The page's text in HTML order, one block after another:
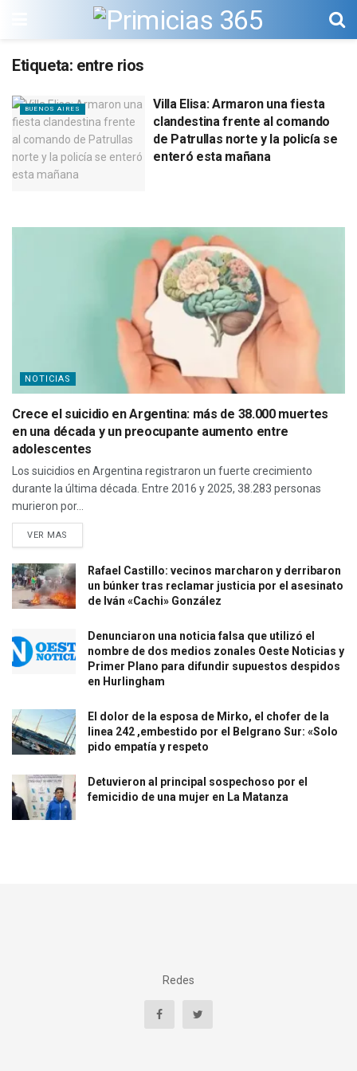
Etiqueta: entre rios
BUENOS AIRES
Villa Elisa: Armaron una fiesta
clandestina frente al comando
de Patrullas norte y la policía se
enteró esta mañana
NOTICIAS
Crece el suicidio en Argentina: más de 38.000 muertes
en una década y un preocupante aumento entre
adolescentes
Los suicidios en Argentina registraron un fuerte crecimiento
durante la última década. Entre 2016 y 2025, 38.283 personas
murieron por...
VER MAS
Rafael Castillo: vecinos marcharon y derribaron
un búnker tras reclamar justicia por el asesinato
de Iván «Cachi» González
Denunciaron una noticia falsa que utilizó el
nombre de dos medios zonales Oeste Noticias y
Primer Plano para difundir supuestos despidos
en Hurlingham
El dolor de la esposa de Mirko, el chofer de la
linea 242 ,embestido por el Belgrano Sur: «Solo
pido empatía y respeto
Detuvieron al principal sospechoso por el
femicidio de una mujer en La Matanza
Redes